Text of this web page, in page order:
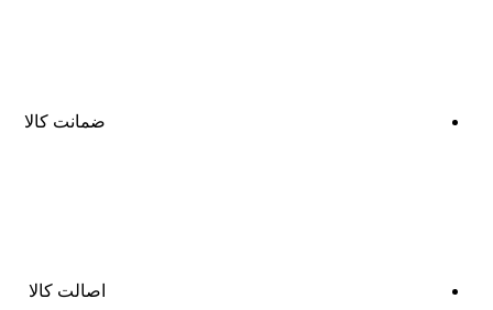
ضمانت کالا
اصالت کالا